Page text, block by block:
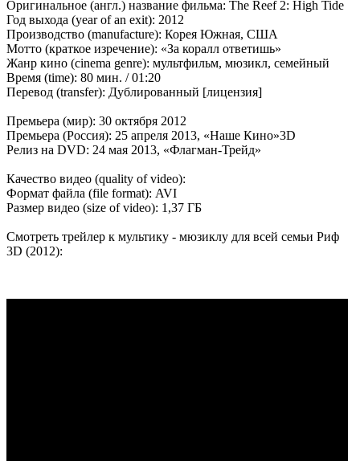
Оригинальное (англ.) название фильма: The Reef 2: High Tide
Год выхода (year of an exit): 2012
Производство (manufacture): Корея Южная, США
Мотто (краткое изречение): «За коралл ответишь»
Жанр кино (cinema genre): мультфильм, мюзикл, семейный
Время (time): 80 мин. / 01:20
Перевод (transfer): Дублированный [лицензия]
Премьера (мир): 30 октября 2012
Премьера (Россия): 25 апреля 2013, «Наше Кино»3D
Релиз на DVD: 24 мая 2013, «Флагман-Трейд»
Качество видео (quality of video):
Формат файла (file format): AVI
Размер видео (size of video): 1,37 ГБ
Смотреть трейлер к мультику - мюзиклу для всей семьи Риф
3D (2012):